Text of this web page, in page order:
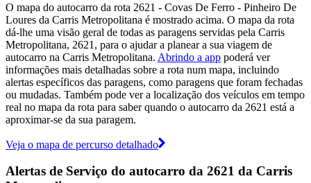
O mapa do autocarro da rota 2621 - Covas De Ferro - Pinheiro De
Loures da Carris Metropolitana é mostrado acima. O mapa da rota
dá-lhe uma visão geral de todas as paragens servidas pela Carris
Metropolitana, 2621, para o ajudar a planear a sua viagem de
autocarro na Carris Metropolitana. Abrindo a app poderá ver
informações mais detalhadas sobre a rota num mapa, incluindo
alertas específicos das paragens, como paragens que foram fechadas
ou mudadas. Também pode ver a localização dos veículos em tempo
real no mapa da rota para saber quando o autocarro da 2621 está a
aproximar-se da sua paragem.
Veja o mapa de percurso detalhado
Alertas de Serviço do autocarro da 2621 da Carris